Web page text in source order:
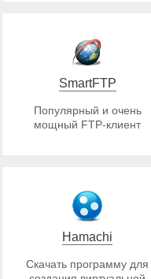
SmartFTP
Популярный и очень
мощный FTP-клиент
Hamachi
Скачать программу для